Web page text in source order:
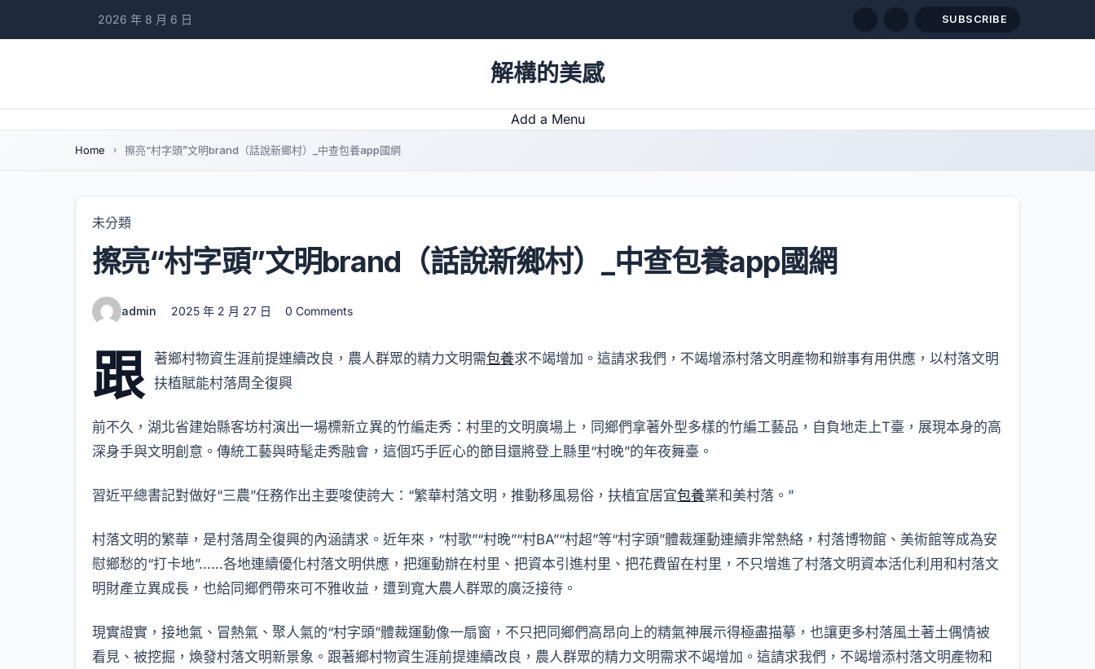
2026 年 8 月 6 日 SUBSCRIBE
解構的美感
Add a Menu
Home 擦亮“村字頭”文明brand（話說新鄉村）_中查包養app國網
未分類
擦亮“村字頭”文明brand（話說新鄉村）_中查包養app國網
admin 2025 年 2 月 27 日 0 Comments
跟 著鄉村物資生涯前提連續改良，農人群眾的精力文明需包養求不竭增加。這請求我們，不竭增添村落文明產物和辦事有用供應，以村落文明
扶植賦能村落周全復興
前不久，湖北省建始縣客坊村演出一場標新立異的竹編走秀：村里的文明廣場上，同鄉們拿著外型多樣的竹編工藝品，自負地走上T臺，展現本身的高
深身手與文明創意。傳統工藝與時髦走秀融會，這個巧手匠心的節目還將登上縣里“村晚”的年夜舞臺。
習近平總書記對做好“三農”任務作出主要唆使誇大：“繁華村落文明，推動移風易俗，扶植宜居宜包養業和美村落。”
村落文明的繁華，是村落周全復興的內涵請求。近年來，“村歌”“村晚”“村BA”“村超”等“村字頭”體裁運動連續非常熱絡，村落博物館、美術館等成為安
慰鄉愁的“打卡地”……各地連續優化村落文明供應，把運動辦在村里、把資本引進村里、把花費留在村里，不只增進了村落文明資本活化利用和村落文
明財產立異成長，也給同鄉們帶來可不雅收益，遭到寬大農人群眾的廣泛接待。
現實證實，接地氣、冒熱氣、聚人氣的“村字頭”體裁運動像一扇窗，不只把同鄉們高昂向上的精氣神展示得極盡描摹，也讓更多村落風土著土偶情被
看見、被挖掘，煥發村落文明新景象。跟著鄉村物資生涯前提連續改良，農人群眾的精力文明需求不竭增加。這請求我們，不竭增添村落文明產物和